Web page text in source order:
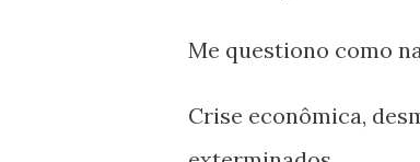
Me questiono como
Crise econômica,